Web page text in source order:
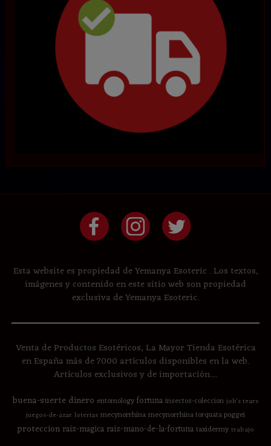
Esta website es propiedad de Yemanya Esoteric . Los textos,
imágenes y contenido en este sitio web son propiedad
exclusiva de Yemanya Esoteric.
Venta de Productos Esotéricos, La Mayor Tienda Esotérica
en España más de 7000 artículos disponibles en la web.
Artículos exclusivos y de importación....
buena-suertedinero entomologyfortunainsectos-coleccion job's tears
juegos-de-azar loterias mecynorrhinamecynorrhina torquata poggei
proteccion raiz-magica raiz-mano-de-la-fortunataxidermy trabajo